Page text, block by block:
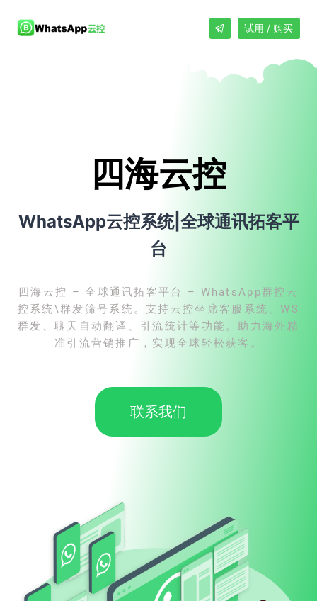
试用 / 购买
四海云控
WhatsApp云控系统|全球通讯拓客平
台
四海云控 – 全球通讯拓客平台 – WhatsApp群控云
控系统\群发筛号系统。支持云控坐席客服系统、WS
群发、聊天自动翻译、引流统计等功能。助力海外精
准引流营销推广，实现全球轻松获客。
联系我们